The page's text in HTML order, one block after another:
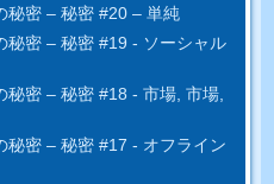
秘密 – 秘密 #20 – 単純
秘密 – 秘密 #19 - ソーシャル
密 – 秘密 #18 - 市場, 市場,
秘密 – 秘密 #17 - オフライン